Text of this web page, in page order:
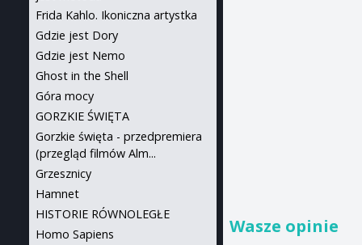
Wasze opinie
Frida Kahlo. Ikoniczna artystka
Gdzie jest Dory
Gdzie jest Nemo
Ghost in the Shell
Góra mocy
GORZKIE ŚWIĘTA
Gorzkie święta - przedpremiera
(przegląd filmów Alm...
Grzesznicy
Hamnet
HISTORIE RÓWNOLEGŁE
Homo Sapiens